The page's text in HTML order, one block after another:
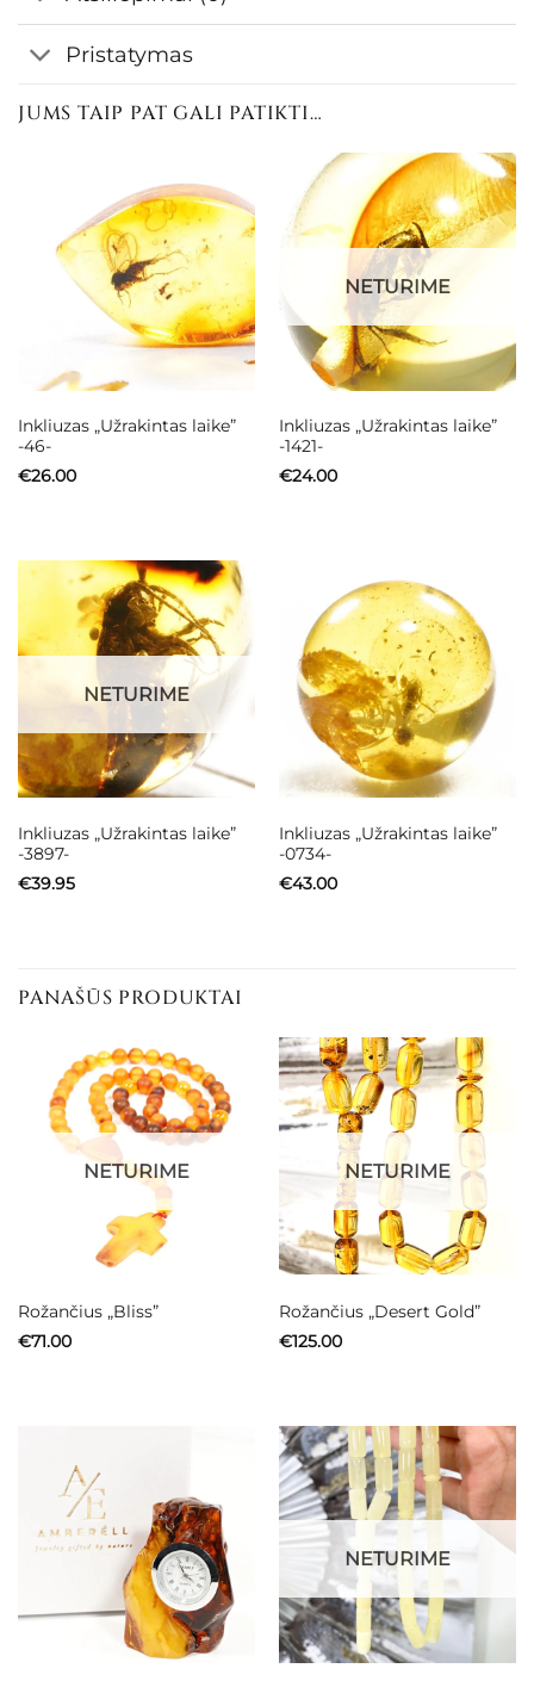
Pristatymas
JUMS TAIP PAT GALI PATIKTI…
Inkliuzas „Užrakintas laike”
-46-
€26.00
NETURIME
Inkliuzas „Užrakintas laike”
-1421-
€24.00
NETURIME
Inkliuzas „Užrakintas laike”
-3897-
€39.95
Inkliuzas „Užrakintas laike”
-0734-
€43.00
PANAŠŪS PRODUKTAI
NETURIME
Rožančius „Bliss”
€71.00
NETURIME
Rožančius „Desert Gold”
€125.00
NETURIME